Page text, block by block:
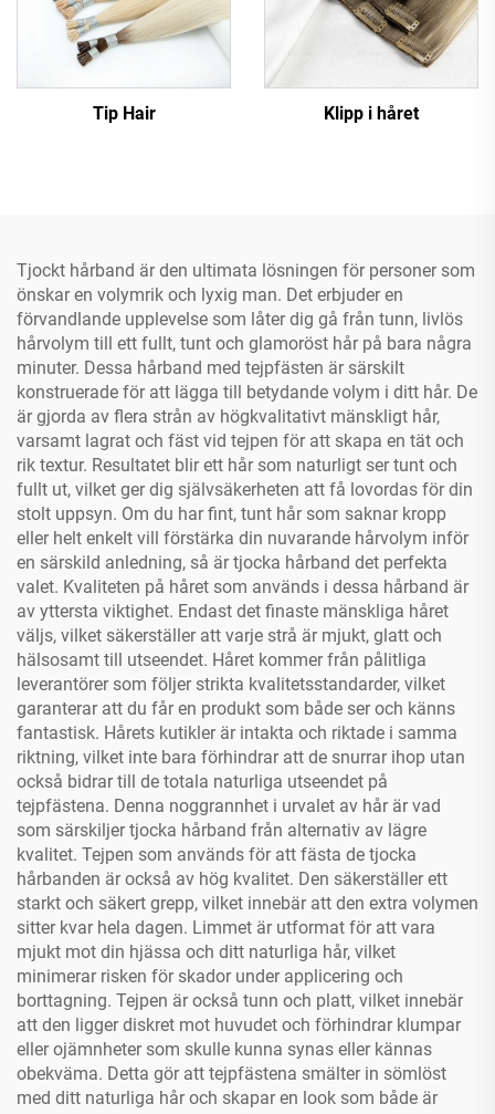
Tip Hair Klipp i håret
Tjockt hårband är den ultimata lösningen för personer som
önskar en volymrik och lyxig man. Det erbjuder en
förvandlande upplevelse som låter dig gå från tunn, livlös
hårvolym till ett fullt, tunt och glamoröst hår på bara några
minuter. Dessa hårband med tejpfästen är särskilt
konstruerade för att lägga till betydande volym i ditt hår. De
är gjorda av flera strån av högkvalitativt mänskligt hår,
varsamt lagrat och fäst vid tejpen för att skapa en tät och
rik textur. Resultatet blir ett hår som naturligt ser tunt och
fullt ut, vilket ger dig självsäkerheten att få lovordas för din
stolt uppsyn. Om du har fint, tunt hår som saknar kropp
eller helt enkelt vill förstärka din nuvarande hårvolym inför
en särskild anledning, så är tjocka hårband det perfekta
valet. Kvaliteten på håret som används i dessa hårband är
av yttersta viktighet. Endast det finaste mänskliga håret
väljs, vilket säkerställer att varje strå är mjukt, glatt och
hälsosamt till utseendet. Håret kommer från pålitliga
leverantörer som följer strikta kvalitetsstandarder, vilket
garanterar att du får en produkt som både ser och känns
fantastisk. Hårets kutikler är intakta och riktade i samma
riktning, vilket inte bara förhindrar att de snurrar ihop utan
också bidrar till de totala naturliga utseendet på
tejpfästena. Denna noggrannhet i urvalet av hår är vad
som särskiljer tjocka hårband från alternativ av lägre
kvalitet. Tejpen som används för att fästa de tjocka
hårbanden är också av hög kvalitet. Den säkerställer ett
starkt och säkert grepp, vilket innebär att den extra volymen
sitter kvar hela dagen. Limmet är utformat för att vara
mjukt mot din hjässa och ditt naturliga hår, vilket
minimerar risken för skador under applicering och
borttagning. Tejpen är också tunn och platt, vilket innebär
att den ligger diskret mot huvudet och förhindrar klumpar
eller ojämnheter som skulle kunna synas eller kännas
obekväma. Detta gör att tejpfästena smälter in sömlöst
med ditt naturliga hår och skapar en look som både är